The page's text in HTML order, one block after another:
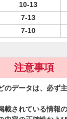
10-13
7-13
7-10
注意事項
のデータは、必ず
載されている情報